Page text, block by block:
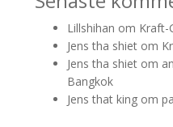
Lillshihan om Kraft-
Jens tha shietom
Jens tha shietom
Bangkok
Jens that kingom